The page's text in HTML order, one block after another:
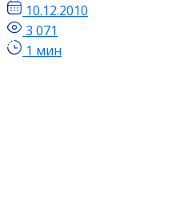
10.12.2010
3 071
1 мин